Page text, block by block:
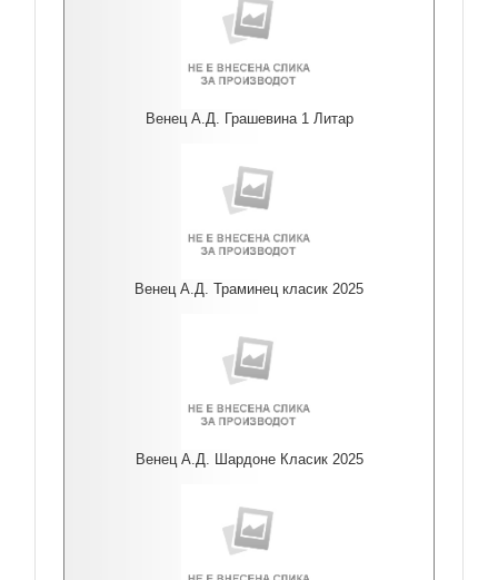
Венец А.Д. Грашевина 1 Литар
Венец А.Д. Траминец класик 2025
Венец А.Д. Шардоне Класик 2025